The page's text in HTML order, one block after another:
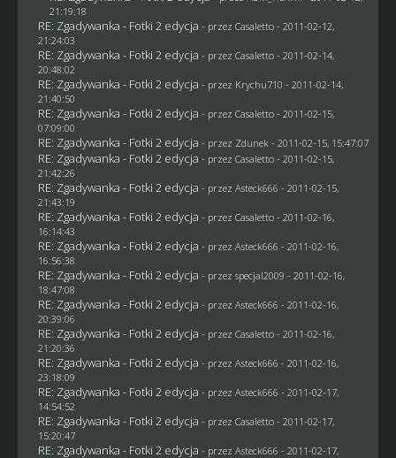
21:19:18
RE: Zgadywanka - Fotki 2 edycja - przez Casaletto- 2011-02-12,
21:24:03
RE: Zgadywanka - Fotki 2 edycja - przez Casaletto- 2011-02-14,
20:48:02
RE: Zgadywanka - Fotki 2 edycja - przez Krychu710 - 2011-02-14,
21:40:50
RE: Zgadywanka - Fotki 2 edycja - przez Casaletto- 2011-02-15,
07:09:00
RE: Zgadywanka - Fotki 2 edycja - przez Zdunek - 2011-02-15, 15:47:07
RE: Zgadywanka - Fotki 2 edycja - przez Casaletto- 2011-02-15,
21:42:26
RE: Zgadywanka - Fotki 2 edycja - przez Asteck666 - 2011-02-15,
21:43:19
RE: Zgadywanka - Fotki 2 edycja - przez Casaletto- 2011-02-16,
16:14:43
RE: Zgadywanka - Fotki 2 edycja - przez Asteck666 - 2011-02-16,
16:56:38
RE: Zgadywanka - Fotki 2 edycja - przez specjal2009 - 2011-02-16,
18:47:08
RE: Zgadywanka - Fotki 2 edycja - przez Asteck666 - 2011-02-16,
20:39:06
RE: Zgadywanka - Fotki 2 edycja - przez Casaletto- 2011-02-16,
21:20:36
RE: Zgadywanka - Fotki 2 edycja - przez Asteck666 - 2011-02-16,
23:18:09
RE: Zgadywanka - Fotki 2 edycja - przez Asteck666 - 2011-02-17,
14:54:52
RE: Zgadywanka - Fotki 2 edycja - przez Casaletto- 2011-02-17,
15:20:47
RE: Zgadywanka - Fotki 2 edycja - przez Asteck666 - 2011-02-17,